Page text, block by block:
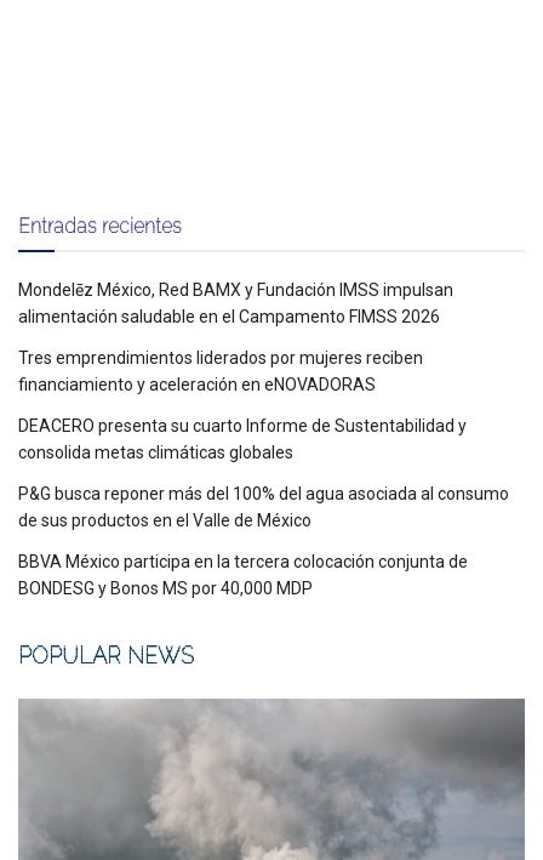
Entradas recientes
Mondelēz México, Red BAMX y Fundación IMSS impulsan
alimentación saludable en el Campamento FIMSS 2026
Tres emprendimientos liderados por mujeres reciben
financiamiento y aceleración en eNOVADORAS
DEACERO presenta su cuarto Informe de Sustentabilidad y
consolida metas climáticas globales
P&G busca reponer más del 100% del agua asociada al consumo
de sus productos en el Valle de México
BBVA México participa en la tercera colocación conjunta de
BONDESG y Bonos MS por 40,000 MDP
POPULAR NEWS